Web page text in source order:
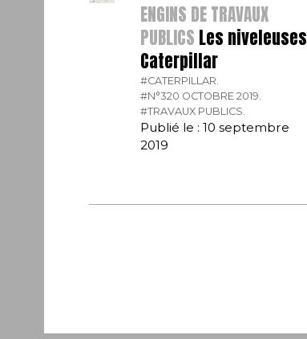
ENGINS DE TRAVAUX
PUBLICS Les niveleuses
Caterpillar
#CATERPILLAR.
#N°320 OCTOBRE 2019.
#TRAVAUX PUBLICS.
Publié le : 10 septembre
2019